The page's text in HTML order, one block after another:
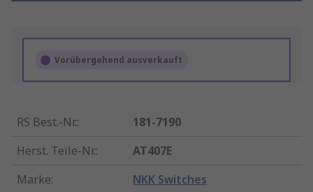
Vorübergehend ausverkauft
RS Best.-Nr.:
181-7190
Herst. Teile-Nr.:
AT407E
Marke: NKK Switches